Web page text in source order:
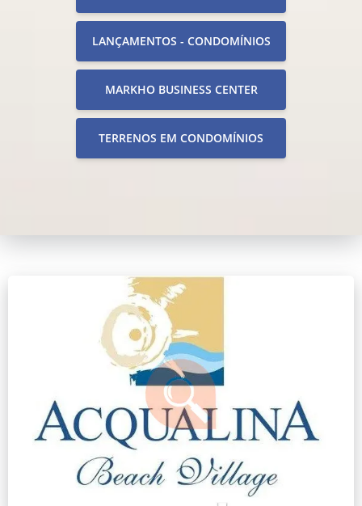
LANÇAMENTOS - CONDOMÍNIOS
MARKHO BUSINESS CENTER
TERRENOS EM CONDOMÍNIOS